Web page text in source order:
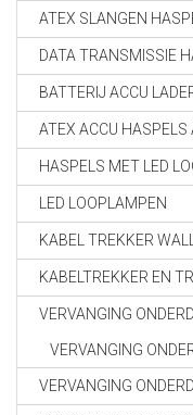
ATEX SLANGEN
DATA TRANSMISSIE
BATTERIJ ACCU
ATEX ACCU HASPELS
HASPELS MET LED
LED LOOPLAMPEN
KABEL TREKKER
KABELTREKKER EN
VERVANGING
VERVANGING
VERVANGING